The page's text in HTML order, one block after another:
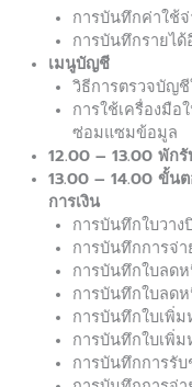
การบันทึกค่าใช้จ่
การบันทึกรายได้
เมนูบัญชี
วิธีการตรวจบัญ
การใช้เครื่องมือ
ซ่อมแซมข้อมูล
12.00 – 13.00 พักรั
13.00 – 14.00 ขั้นต
การเงิน
การบันทึกใบวาง
การบันทึกการจ่
การบันทึกใบลด
การบันทึกใบลด
การบันทึกใบเพิ่
การบันทึกใบเพิ่ม
การบันทึกการรั